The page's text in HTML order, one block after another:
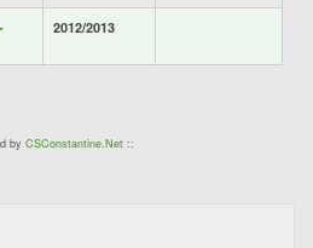
2012/2013
by CSConstantine.Net::